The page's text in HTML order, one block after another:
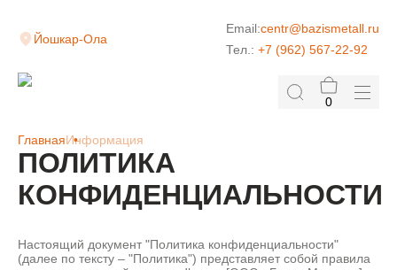
Йошкар-Ола
Email:centr@bazismetall.ru
Тел.: +7 (962) 567-22-92
0
ГлавнаяИнформация
ПОЛИТИКА
КОНФИДЕНЦИАЛЬНОСТИ
Настоящий документ "Политика конфиденциальности"
(далее по тексту – "Политика") представляет собой правила